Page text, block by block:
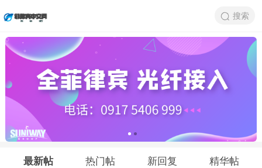
搜索
最新帖 热门帖 新回复 精华帖